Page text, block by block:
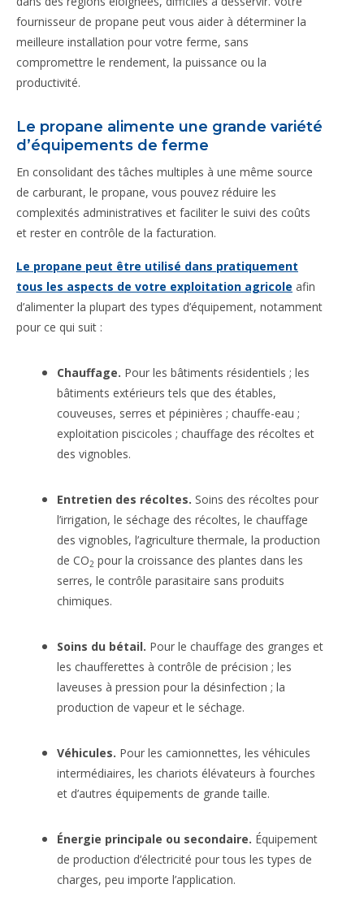
fournisseur de propane peut vous aider à déterminer la
meilleure installation pour votre ferme, sans
compromettre le rendement, la puissance ou la
productivité.
Le propane alimente une grande variété
d’équipements de ferme
En consolidant des tâches multiples à une même source
de carburant, le propane, vous pouvez réduire les
complexités administratives et faciliter le suivi des coûts
et rester en contrôle de la facturation.
Le propane peut être utilisé dans pratiquement
tous les aspects de votre exploitation agricole afin
d’alimenter la plupart des types d’équipement, notamment
pour ce qui suit :
Chauffage. Pour les bâtiments résidentiels ; les
bâtiments extérieurs tels que des étables,
couveuses, serres et pépinières ; chauffe-eau ;
exploitation piscicoles ; chauffage des récoltes et
des vignobles.
Entretien des récoltes. Soins des récoltes pour
l’irrigation, le séchage des récoltes, le chauffage
des vignobles, l’agriculture thermale, la production
de CO2 pour la croissance des plantes dans les
serres, le contrôle parasitaire sans produits
chimiques.
Soins du bétail. Pour le chauffage des granges et
les chaufferettes à contrôle de précision ; les
laveuses à pression pour la désinfection ; la
production de vapeur et le séchage.
Véhicules. Pour les camionnettes, les véhicules
intermédiaires, les chariots élévateurs à fourches
et d’autres équipements de grande taille.
Énergie principale ou secondaire. Équipement
de production d’électricité pour tous les types de
charges, peu importe l’application.